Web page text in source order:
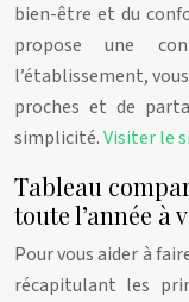
bien-être et du
propose une
l’établissement,
proches et de
simplicité.Visiter le
Tableau
toute l’année à
Pour vous aider à
récapitulant les